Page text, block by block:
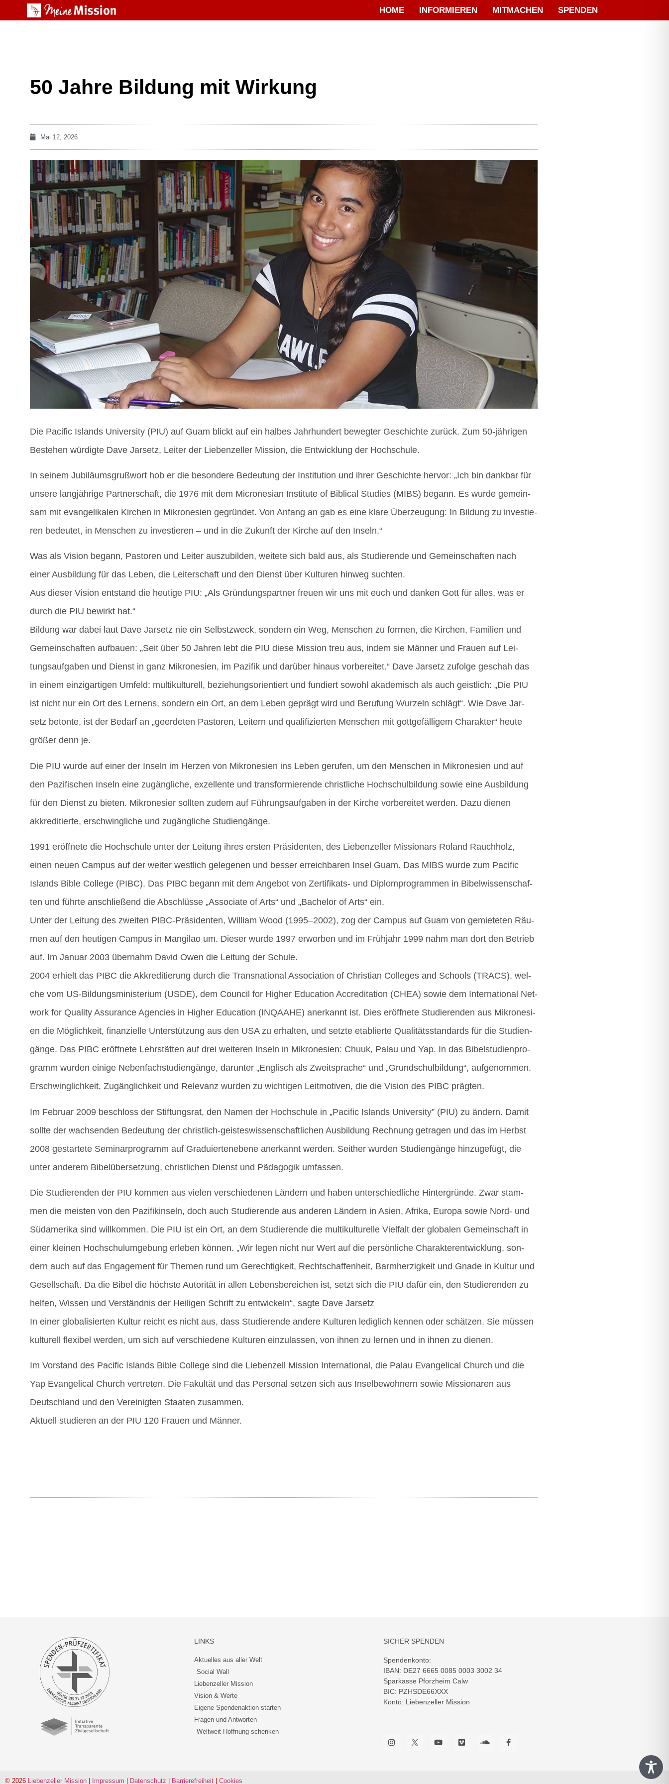
HOME INFORMIEREN MITMACHEN SPENDEN
50 Jahre Bildung mit Wirkung
Mai 12, 2026
Die Paci­fic Islands Uni­ver­si­ty (PIU) auf Guam blickt auf ein hal­bes Jahr­hun­dert beweg­ter Geschich­te zurück. Zum 50-jäh­ri­gen
Bestehen wür­dig­te Dave Jar­setz, Lei­ter der Lie­ben­zel­ler Mis­si­on, die Ent­wick­lung der Hochschule.
In sei­nem Jubi­lä­ums­gruß­wort hob er die beson­de­re Bedeu­tung der Insti­tu­ti­on und ihrer Geschich­te her­vor: „Ich bin dank­bar für
unse­re lang­jäh­ri­ge Part­ner­schaft, die 1976 mit dem Micro­ne­si­an Insti­tu­te of Bibli­cal Stu­dies (MIBS) begann. Es wur­de gemein­
sam mit evan­ge­li­ka­len Kir­chen in Mikro­ne­si­en gegrün­det. Von Anfang an gab es eine kla­re Über­zeu­gung: In Bil­dung zu inves­tie­
ren bedeu­tet, in Men­schen zu inves­tie­ren – und in die Zukunft der Kir­che auf den Inseln.“
Was als Visi­on begann, Pas­to­ren und Lei­ter aus­zu­bil­den, wei­te­te sich bald aus, als Stu­die­ren­de und Gemein­schaf­ten nach
einer Aus­bil­dung für das Leben, die Lei­ter­schaft und den Dienst über Kul­tu­ren hin­weg suchten.
Aus die­ser Visi­on ent­stand die heu­ti­ge PIU: „Als Grün­dungs­part­ner freu­en wir uns mit euch und dan­ken Gott für alles, was er
durch die PIU bewirkt hat.“
Bil­dung war dabei laut Dave Jar­setz nie ein Selbst­zweck, son­dern ein Weg, Men­schen zu for­men, die Kir­chen, Fami­li­en und
Gemein­schaf­ten auf­bau­en: „Seit über 50 Jah­ren lebt die PIU die­se Mis­si­on treu aus, indem sie Män­ner und Frau­en auf Lei­
tungs­auf­ga­ben und Dienst in ganz Mikro­ne­si­en, im Pazi­fik und dar­über hin­aus vor­be­rei­tet.“ Dave Jar­setz zufol­ge geschah das
in einem ein­zig­ar­ti­gen Umfeld: mul­ti­kul­tu­rell, bezie­hungs­ori­en­tiert und fun­diert sowohl aka­de­misch als auch geist­lich: „Die PIU
ist nicht nur ein Ort des Ler­nens, son­dern ein Ort, an dem Leben geprägt wird und Beru­fung Wur­zeln schlägt“. Wie Dave Jar­
setz beton­te, ist der Bedarf an „geer­de­ten Pas­to­ren, Lei­tern und qua­li­fi­zier­ten Men­schen mit gott­ge­fäl­li­gem Cha­rak­ter“ heu­te
grö­ßer denn je.
Die PIU wur­de auf einer der Inseln im Her­zen von Mikro­ne­si­en ins Leben geru­fen, um den Men­schen in Mikro­ne­si­en und auf
den Pazi­fi­schen Inseln eine zugäng­li­che, exzel­len­te und trans­for­mie­ren­de christ­li­che Hoch­schul­bil­dung sowie eine Aus­bil­dung
für den Dienst zu bie­ten. Mikro­ne­si­er soll­ten zudem auf Füh­rungs­auf­ga­ben in der Kir­che vor­be­rei­tet wer­den. Dazu die­nen
akkre­di­tier­te, erschwing­li­che und zugäng­li­che Studiengänge.
1991 eröff­ne­te die Hoch­schu­le unter der Lei­tung ihres ers­ten Prä­si­den­ten, des Lie­ben­zel­ler Mis­sio­nars Roland Rauch­holz,
einen neu­en Cam­pus auf der wei­ter west­lich gele­ge­nen und bes­ser erreich­ba­ren Insel Guam. Das MIBS wur­de zum Paci­fic
Islands Bible Col­lege (PIBC). Das PIBC begann mit dem Ange­bot von Zer­ti­fi­kats- und Diplom­pro­gram­men in Bibel­wis­sen­schaf­
ten und führ­te anschlie­ßend die Abschlüs­se „Asso­cia­te of Arts“ und „Bache­lor of Arts“ ein.
Unter der Lei­tung des zwei­ten PIBC-Prä­si­den­ten, Wil­liam Wood (1995–2002), zog der Cam­pus auf Guam von gemie­te­ten Räu­
men auf den heu­ti­gen Cam­pus in Man­gi­lao um. Die­ser wur­de 1997 erwor­ben und im Früh­jahr 1999 nahm man dort den Betrieb
auf. Im Janu­ar 2003 über­nahm David Owen die Lei­tung der Schule.
2004 erhielt das PIBC die Akkre­di­tie­rung durch die Trans­na­tio­nal Asso­cia­ti­on of Chris­ti­an Col­leges and Schools (TRACS), wel­
che vom US-Bil­dungs­mi­nis­te­ri­um (USDE), dem Coun­cil for Hig­her Edu­ca­ti­on Accre­di­ta­ti­on (CHEA) sowie dem Inter­na­tio­nal Net­
work for Qua­li­ty Assu­rance Agen­ci­es in Hig­her Edu­ca­ti­on (INQAAHE) aner­kannt ist. Dies eröff­ne­te Stu­die­ren­den aus Mikro­ne­si­
en die Mög­lich­keit, finan­zi­el­le Unter­stüt­zung aus den USA zu erhal­ten, und setz­te eta­blier­te Qua­li­täts­stan­dards für die Stu­di­en­
gän­ge. Das PIBC eröff­ne­te Lehr­stät­ten auf drei wei­te­ren Inseln in Mikro­ne­si­en: Chu­uk, Palau und Yap. In das Bibel­stu­di­en­pro­
gramm wur­den eini­ge Neben­fach­stu­di­en­gän­ge, dar­un­ter „Eng­lisch als Zweit­spra­che“ und „Grund­schul­bil­dung“, auf­ge­nom­men.
Erschwing­lich­keit, Zugäng­lich­keit und Rele­vanz wur­den zu wich­ti­gen Leit­mo­ti­ven, die die Visi­on des PIBC prägten.
Im Febru­ar 2009 beschloss der Stif­tungs­rat, den Namen der Hoch­schu­le in „Paci­fic Islands Uni­ver­si­ty” (PIU) zu ändern. Damit
soll­te der wach­sen­den Bedeu­tung der christ­lich-geis­tes­wis­sen­schaft­li­chen Aus­bil­dung Rech­nung getra­gen und das im Herbst
2008 gestar­te­te Semi­nar­pro­gramm auf Gra­du­ier­ten­ebe­ne aner­kannt wer­den. Seit­her wur­den Stu­di­en­gän­ge hin­zu­ge­fügt, die
unter ande­rem Bibel­über­set­zung, christ­li­chen Dienst und Päd­ago­gik umfassen.
Die Stu­die­ren­den der PIU kom­men aus vie­len ver­schie­de­nen Län­dern und haben unter­schied­li­che Hin­ter­grün­de. Zwar stam­
men die meis­ten von den Pazi­fik­in­seln, doch auch Stu­die­ren­de aus ande­ren Län­dern in Asi­en, Afri­ka, Euro­pa sowie Nord- und
Süd­ame­ri­ka sind will­kom­men. Die PIU ist ein Ort, an dem Stu­die­ren­de die mul­ti­kul­tu­rel­le Viel­falt der glo­ba­len Gemein­schaft in
einer klei­nen Hoch­schul­um­ge­bung erle­ben kön­nen. „Wir legen nicht nur Wert auf die per­sön­li­che Cha­rak­ter­ent­wick­lung, son­
dern auch auf das Enga­ge­ment für The­men rund um Gerech­tig­keit, Recht­schaf­fen­heit, Barm­her­zig­keit und Gna­de in Kul­tur und
Gesell­schaft. Da die Bibel die höchs­te Auto­ri­tät in allen Lebens­be­rei­chen ist, setzt sich die PIU dafür ein, den Stu­die­ren­den zu
hel­fen, Wis­sen und Ver­ständ­nis der Hei­li­gen Schrift zu ent­wi­ckeln“, sag­te Dave Jarsetz
In einer glo­ba­li­sier­ten Kul­tur reicht es nicht aus, dass Stu­die­ren­de ande­re Kul­tu­ren ledig­lich ken­nen oder schät­zen. Sie müs­sen
kul­tu­rell fle­xi­bel wer­den, um sich auf ver­schie­de­ne Kul­tu­ren ein­zu­las­sen, von ihnen zu ler­nen und in ihnen zu dienen.
Im Vor­stand des Paci­fic Islands Bible Col­lege sind die Lie­ben­zell Mis­si­on Inter­na­tio­nal, die Palau Evan­ge­li­cal Church und die
Yap Evan­ge­li­cal Church ver­tre­ten. Die Fakul­tät und das Per­so­nal set­zen sich aus Insel­be­woh­nern sowie Mis­sio­na­ren aus
Deutsch­land und den Ver­ei­nig­ten Staa­ten zusammen.
Aktu­ell stu­die­ren an der PIU 120 Frau­en und Männer.
LINKS
Aktuelles aus aller Welt
Social Wall
Liebenzeller Mission
Vision & Werte
Eigene Spendenaktion starten
Fragen und Antworten
Weltweit Hoffnung schenken
SICHER SPENDEN
Spendenkonto:
IBAN: DE27 6665 0085 0003 3002 34
Sparkasse Pforzheim Calw
BIC: PZHSDE66XXX
Konto: Liebenzeller Mission
© 2026 Liebenzeller Mission Impressum Datenschutz Barrierefreiheit Cookies